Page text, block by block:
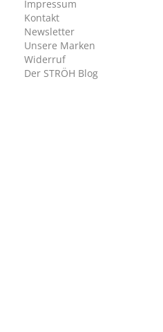
Impressum
Kontakt
Newsletter
Unsere Marken
Widerruf
Der STRÖH Blog